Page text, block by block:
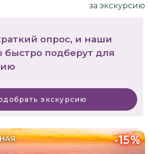
за экскурсию
опрос, и наши
подберут для
экскурсию
-15%